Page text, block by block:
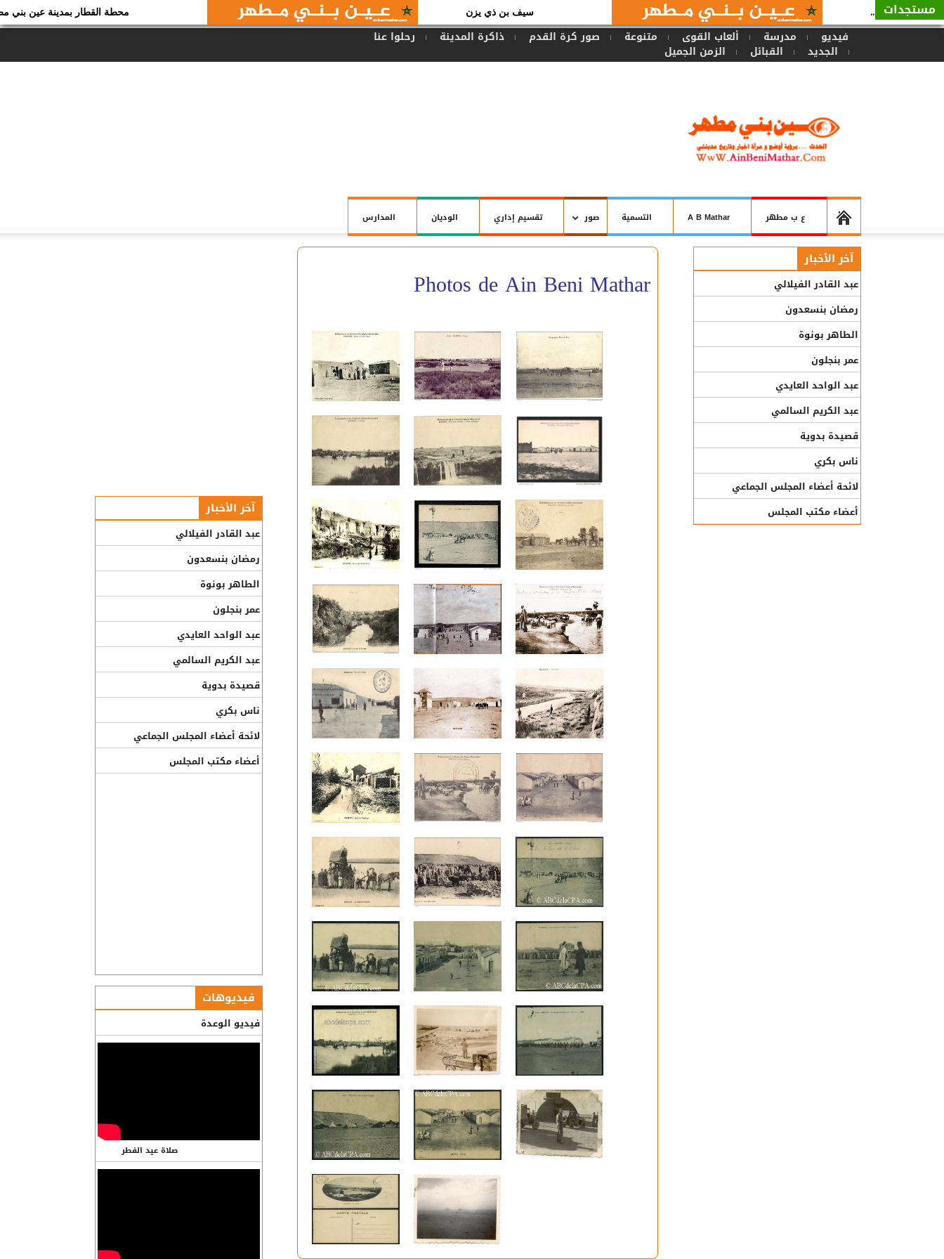
مستجدات
يوما ... سيف بن ذي يزن محطة القطار بمدينة عين بني مطهر
فيديو مدرسة ألعاب القوى متنوعة صور كرة القدم ذاكرة المدينة رحلوا عنا
الجديد القبائل الزمن الجميل
ع ب مطهر A B Mathar التسمية صور تقسيم إداري الوديان المدارس
آخر الأخبار
عبد القادر الفيلالي
رمضان بنسعدون
الطاهر بونوة
عمر بنجلون
عبد الواحد العايدي
عبد الكريم السالمي
قصيدة بدوية
ناس بكري
لائحة أعضاء المجلس الجماعي
أعضاء مكتب المجلس
فيديوهات
فيديو الوعدة
صلاة عيد الفطر
Photos de Ain Beni Mathar
آخر الأخبار
عبد القادر الفيلالي
رمضان بنسعدون
الطاهر بونوة
عمر بنجلون
عبد الواحد العايدي
عبد الكريم السالمي
قصيدة بدوية
ناس بكري
لائحة أعضاء المجلس الجماعي
أعضاء مكتب المجلس